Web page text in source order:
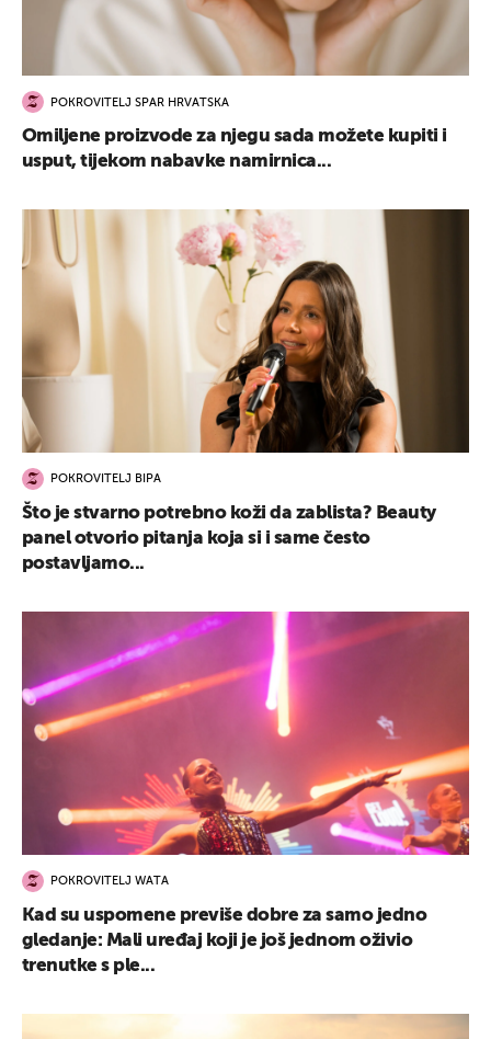
POKROVITELJ SPAR HRVATSKA
Omiljene proizvode za njegu sada možete kupiti i
usput, tijekom nabavke namirnica...
POKROVITELJ BIPA
Što je stvarno potrebno koži da zablista? Beauty
panel otvorio pitanja koja si i same često
postavljamo...
POKROVITELJ WATA
Kad su uspomene previše dobre za samo jedno
gledanje: Mali uređaj koji je još jednom oživio
trenutke s ple...